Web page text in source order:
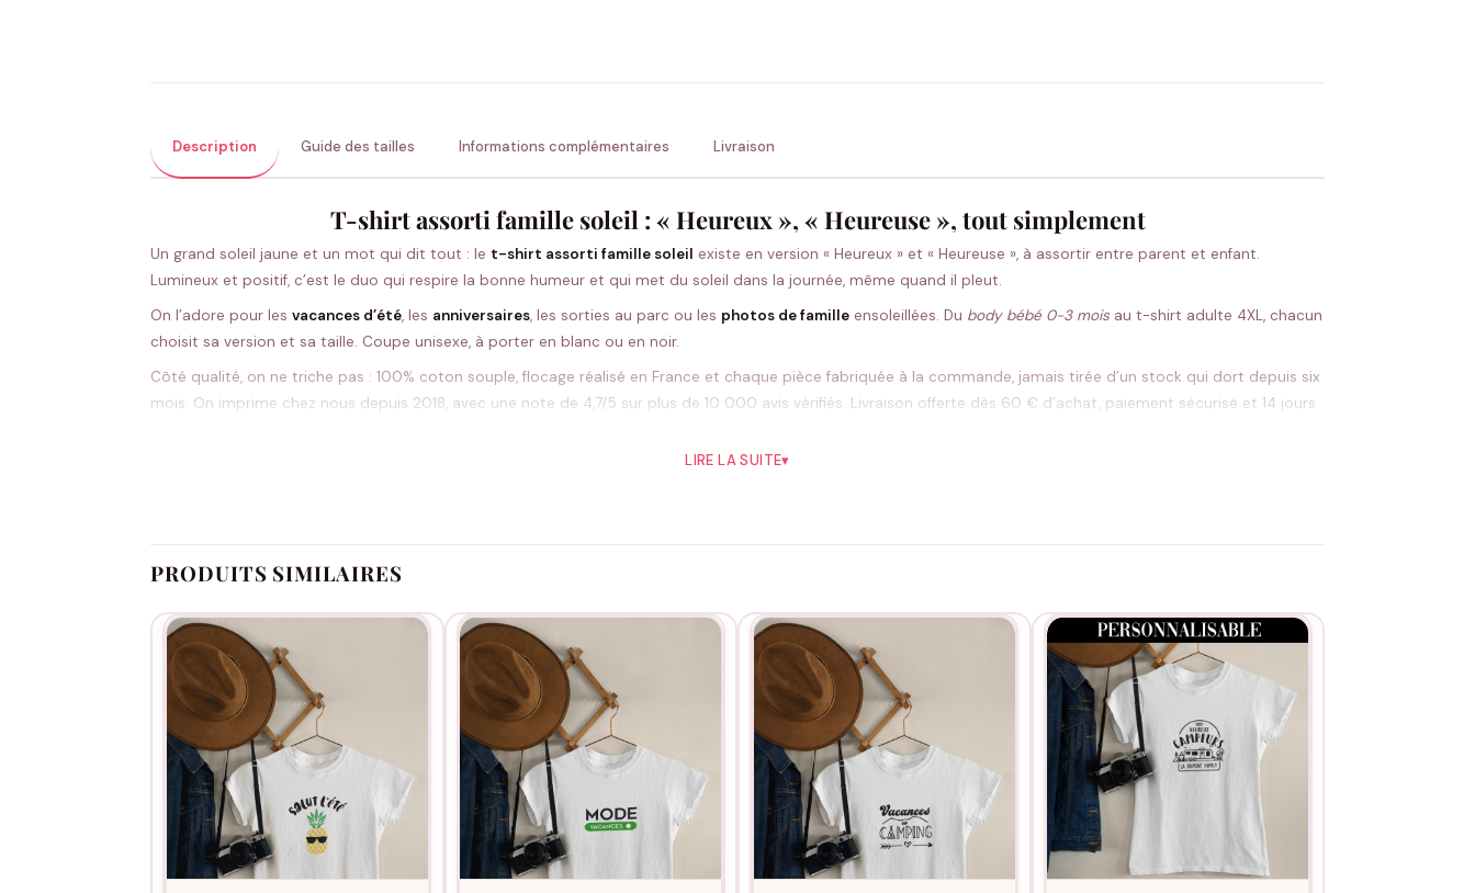
Description Guide des tailles Informations complémentaires Livraison
T-shirt assorti famille soleil : « Heureux », « Heureuse », tout simplement
Un grand soleil jaune et un mot qui dit tout : le t-shirt assorti famille soleil existe en version « Heureux » et « Heureuse », à assortir entre parent et enfant.
Lumineux et positif, c’est le duo qui respire la bonne humeur et qui met du soleil dans la journée, même quand il pleut.
On l’adore pour les vacances d’été, les anniversaires, les sorties au parc ou les photos de famille ensoleillées. Du body bébé 0-3 mois au t-shirt adulte 4XL, chacun
choisit sa version et sa taille. Coupe unisexe, à porter en blanc ou en noir.
Côté qualité, on ne triche pas : 100% coton souple, flocage réalisé en France et chaque pièce fabriquée à la commande, jamais tirée d’un stock qui dort depuis six
mois. On imprime chez nous depuis 2018, avec une note de 4,7/5 sur plus de 10 000 avis vérifiés. Livraison offerte dès 60 € d’achat, paiement sécurisé et 14 jours
Pour que le motif reste impeccable lavage après lavage, un passage en machine à 30°C sur l’envers, sans adoucissant, sans sèche-linge ni fer directement sur le
LIRE LA SUITE▾
PRODUITS SIMILAIRES